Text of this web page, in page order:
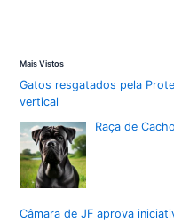
dos
pets
no
calor
Mais Vistos
Gatos resgatados pela
vertical
Raça de
Câmara de JF aprova